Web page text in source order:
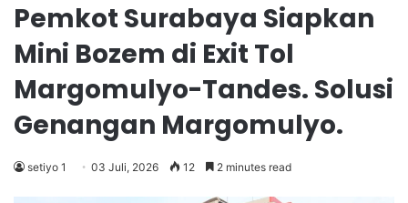
Pemkot Surabaya Siapkan
Mini Bozem di Exit Tol
Margomulyo-Tandes. Solusi
Genangan Margomulyo.
setiyo 1 03 Juli, 2026 12 2 minutes read